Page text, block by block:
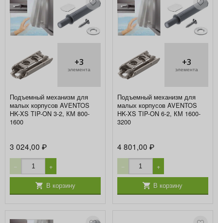
+3
элемента
Подъемный механизм для
малых корпусов AVENTOS
HK-XS TIP-ON 3-2, КМ 800-
1600
3 024,00₽
− +
В корзину
+3
элемента
Подъемный механизм для
малых корпусов AVENTOS
HK-XS TIP-ON 6-2, КМ 1600-
3200
4 801,00 ₽
− +
В корзину